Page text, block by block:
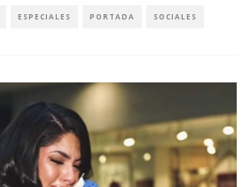
ESPECIALES PORTADA SOCIALES